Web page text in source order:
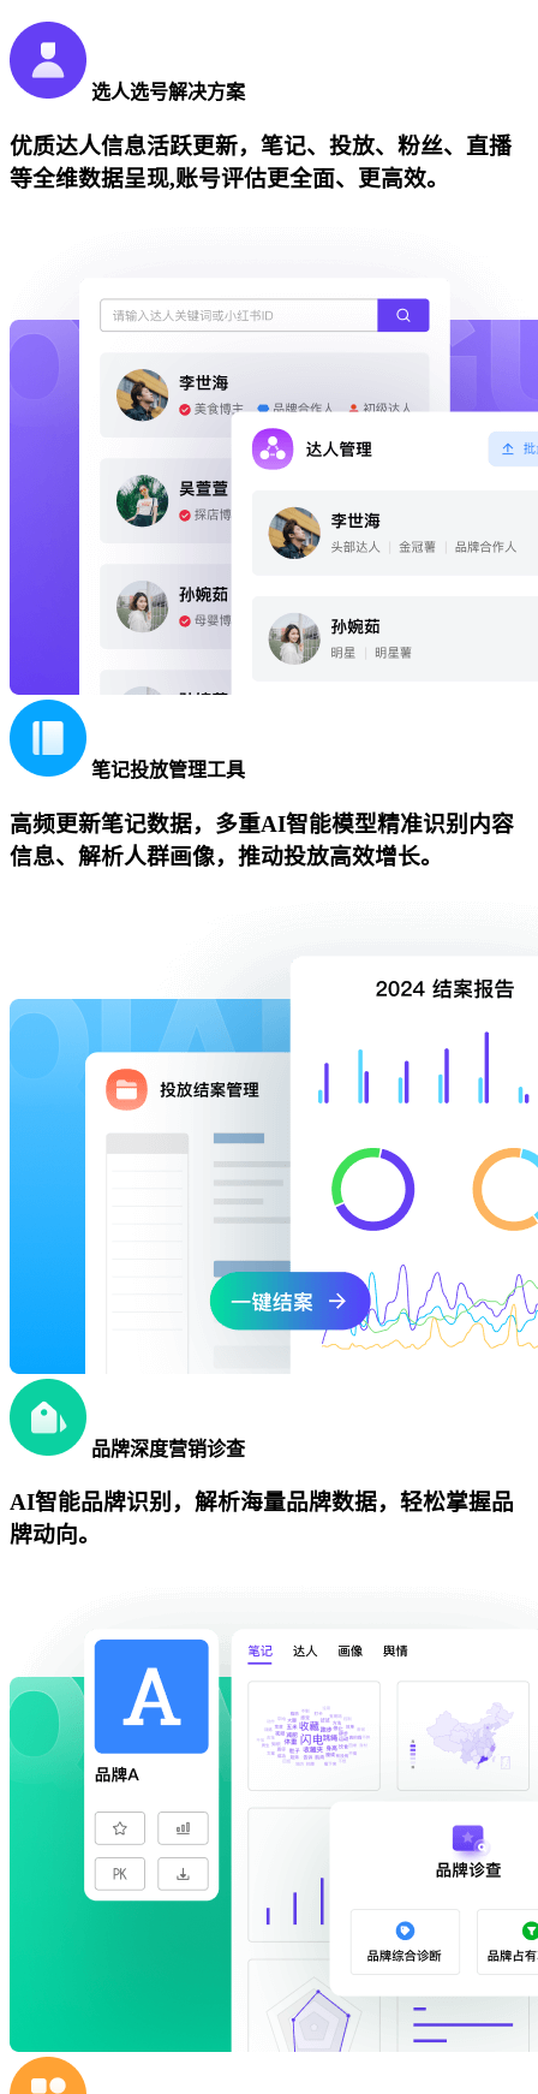
选人选号解决方案
优质达人信息活跃更新，笔记、投放、粉丝、直播
等全维数据呈现,账号评估更全面、更高效。
笔记投放管理工具
高频更新笔记数据，多重AI智能模型精准识别内容
信息、解析人群画像，推动投放高效增长。
品牌深度营销诊查
AI智能品牌识别，解析海量品牌数据，轻松掌握品
牌动向。